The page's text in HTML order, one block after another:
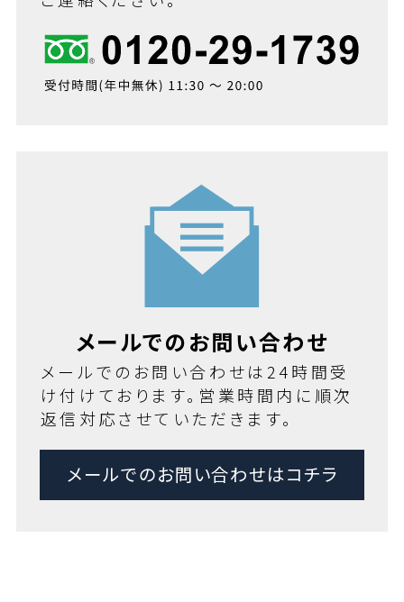
メールでのお問い合わせ
メールでのお問い合わせは24時間受
け付けております。営業時間内に順次
返信対応させていただきます。
メールでのお問い合わせはコチラ